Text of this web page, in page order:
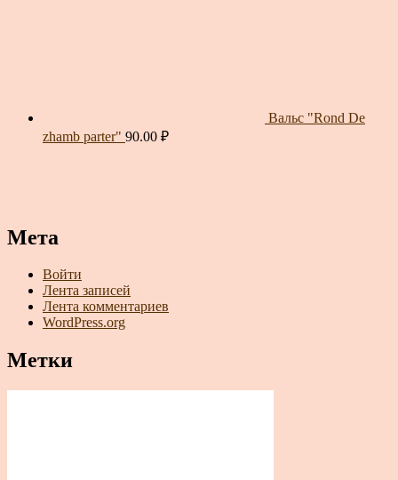
Вальс "Rond De
zhamb parter" 90.00 ₽
Мета
Войти
Лента записей
Лента комментариев
WordPress.org
Метки